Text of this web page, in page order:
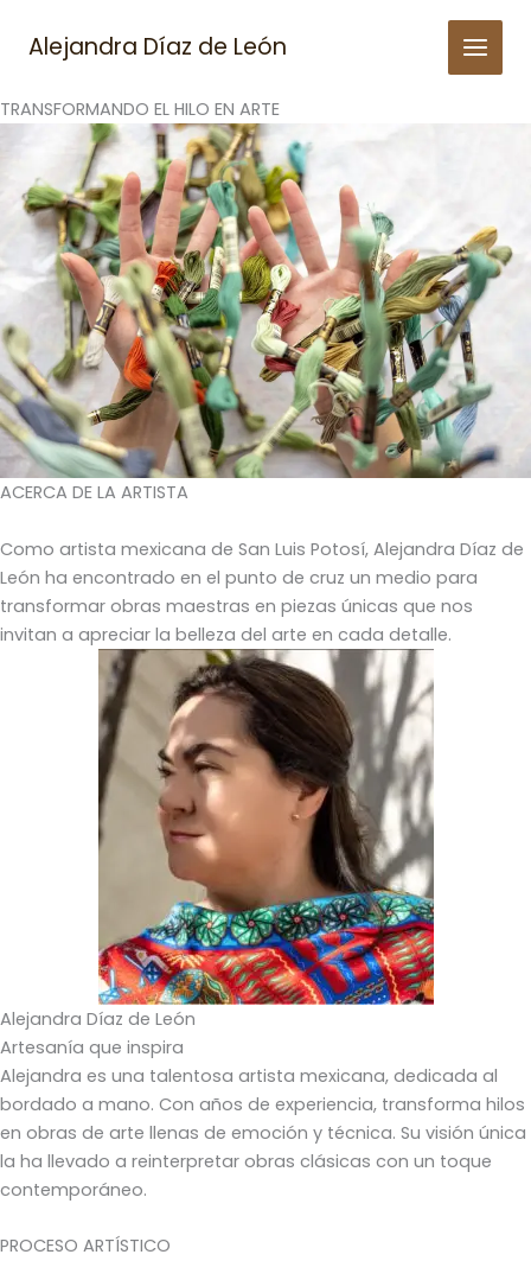
Alejandra Díaz de León
TRANSFORMANDO EL HILO EN ARTE
ACERCA DE LA ARTISTA
Como artista mexicana de San Luis Potosí, Alejandra Díaz de
León ha encontrado en el punto de cruz un medio para
transformar obras maestras en piezas únicas que nos
invitan a apreciar la belleza del arte en cada detalle.
Alejandra Díaz de León
Artesanía que inspira
Alejandra es una talentosa artista mexicana, dedicada al
bordado a mano. Con años de experiencia, transforma hilos
en obras de arte llenas de emoción y técnica. Su visión única
la ha llevado a reinterpretar obras clásicas con un toque
contemporáneo.
PROCESO ARTÍSTICO